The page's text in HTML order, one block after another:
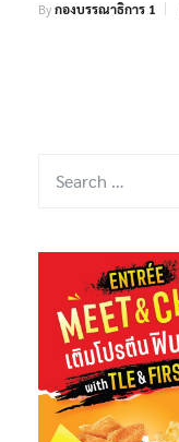
Byกองบรรณาธิการ 1